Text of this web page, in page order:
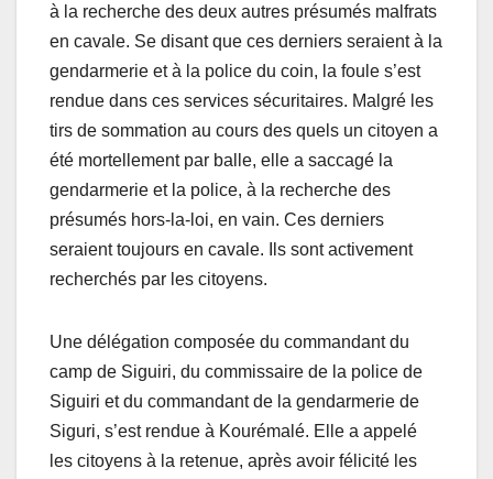
à la recherche des deux autres présumés malfrats
en cavale. Se disant que ces derniers seraient à la
gendarmerie et à la police du coin, la foule s’est
rendue dans ces services sécuritaires. Malgré les
tirs de sommation au cours des quels un citoyen a
été mortellement par balle, elle a saccagé la
gendarmerie et la police, à la recherche des
présumés hors-la-loi, en vain. Ces derniers
seraient toujours en cavale. Ils sont activement
recherchés par les citoyens.
Une délégation composée du commandant du
camp de Siguiri, du commissaire de la police de
Siguiri et du commandant de la gendarmerie de
Siguri, s’est rendue à Kourémalé. Elle a appelé
les citoyens à la retenue, après avoir félicité les